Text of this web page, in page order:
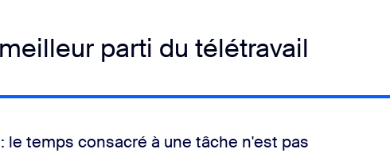
parti du télétravail
: le temps consacré à une tâche n'est pas